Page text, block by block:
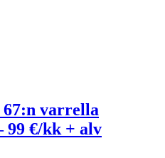
67:n varrella
99 €/kk + alv